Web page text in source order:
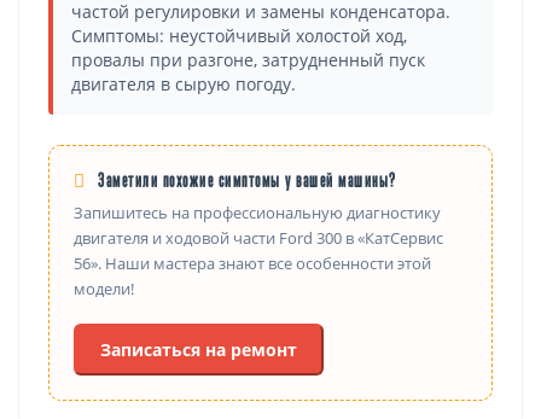
частой регулировки и замены конденсатора.
Симптомы: неустойчивый холостой ход,
провалы при разгоне, затрудненный пуск
двигателя в сырую погоду.
Заметили похожие симптомы у вашей машины?
Запишитесь на профессиональную диагностику
двигателя и ходовой части Ford 300 в «КатСервис
56». Наши мастера знают все особенности этой
модели!
Записаться на ремонт